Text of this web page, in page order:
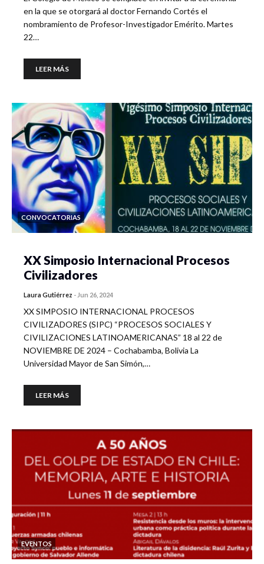
en la que se otorgará al doctor Fernando Cortés el
nombramiento de Profesor-Investigador Emérito. Martes
22…
LEER MÁS
CONVOCATORIAS
XX Simposio Internacional Procesos
Civilizadores
Laura Gutiérrez - Jun 26, 2024
XX SIMPOSIO INTERNACIONAL PROCESOS
CIVILIZADORES (SIPC) “PROCESOS SOCIALES Y
CIVILIZACIONES LATINOAMERICANAS” 18 al 22 de
NOVIEMBRE DE 2024 – Cochabamba, Bolivia La
Universidad Mayor de San Simón,…
LEER MÁS
EVENTOS